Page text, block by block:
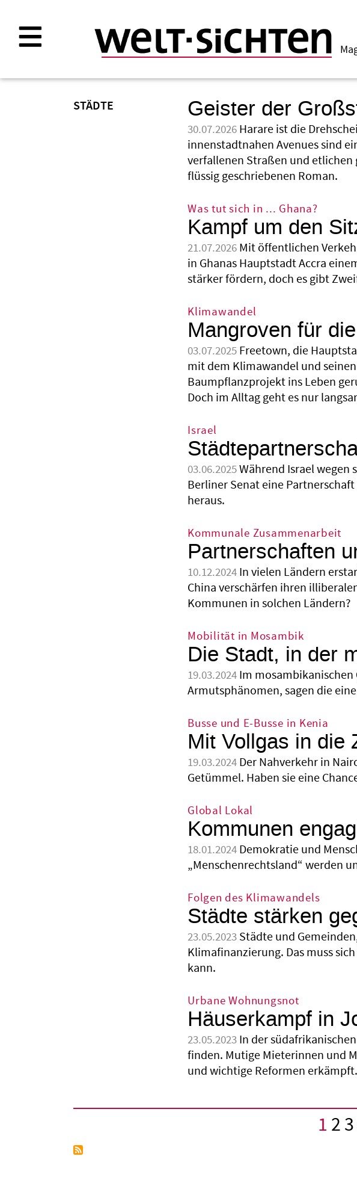
Inhalt
STÄDTE Geister der
30.07.2026 Harare ist die
innenstadtnahen Avenues sind
verfallenen Straßen und etlichen
flüssig geschriebenen Roman.
Was tut sich in ... Ghana?
Kampf um den
21.07.2026 Mit öffentlichen
in Ghanas Hauptstadt Accra
stärker fördern, doch es gibt
Klimawandel
Mangroven für
03.07.2025 Freetown, die
mit dem Klimawandel und
Baumpflanzprojekt ins Leben
Doch im Alltag geht es nur
Israel
03.06.2025Während Israel
Berliner Senat eine
heraus.
Kommunale Zusammenarbeit
Partnerschaften
10.12.2024 In vielen Ländern
China verschärfen ihren
Kommunen in solchen Ländern?
Mobilität in Mosambik
Die Stadt, in der
19.03.2024 Im
Armutsphänomen, sagen die
Busse und E-Busse in Kenia
Mit Vollgas in die
19.03.2024 Der Nahverkehr in
Getümmel. Haben sie eine
Global Lokal
Kommunen
18.01.2024 Demokratie und
„Menschenrechtsland“ werden
Folgen des Klimawandels
Städte stärken
23.05.2023 Städte und
Klimafinanzierung. Das muss
kann.
Urbane Wohnungsnot
Häuserkampf in
23.05.2023 In der
finden. Mutige Miete­rinnen und
und wichtige Reformen erkämpft.
Seitennummerierung
1 23